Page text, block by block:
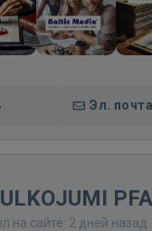
Эл. почта
на сайте: 2 дней назад